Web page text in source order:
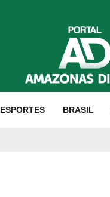
ESPORTES BRASIL